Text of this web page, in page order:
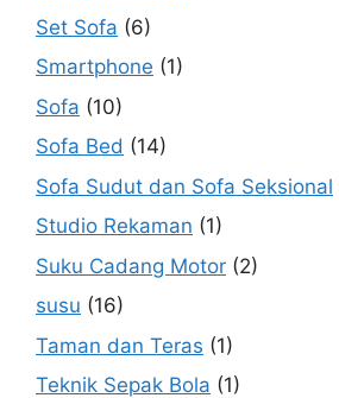
Set Sofa (6)
Smartphone (1)
Sofa (10)
Sofa Bed (14)
Sofa Sudut dan Sofa Seksional
Studio Rekaman (1)
Suku Cadang Motor (2)
susu (16)
Taman dan Teras (1)
Teknik Sepak Bola (1)